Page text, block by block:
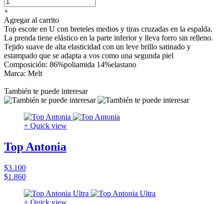
+
Agregar al carrito
Top escote en U con breteles medios y tiras cruzadas en la espalda.
La prenda tiene elástico en la parte inferior y lleva forro sin relleno.
Tejido suave de alta elasticidad con un leve brillo satinado y
estampado que se adapta a vos como una segunda piel
Composición: 86%poliamida 14%elastano
Marca: Melt
También te puede interesar
+ Quick view
Top Antonia
$3.100
$1.860
+ Quick view